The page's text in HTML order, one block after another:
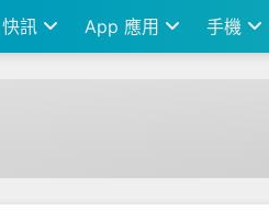
快訊 App 應用 手機